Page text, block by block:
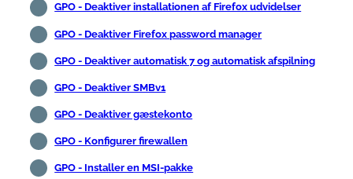
GPO - Deaktiver installationen af Firefox udvidelser
GPO - Deaktiver Firefox password manager
GPO - Deaktiver automatisk 7 og automatisk afspilning
GPO - Deaktiver SMBv1
GPO - Deaktiver gæstekonto
GPO - Konfigurer firewallen
GPO - Installer en MSI-pakke